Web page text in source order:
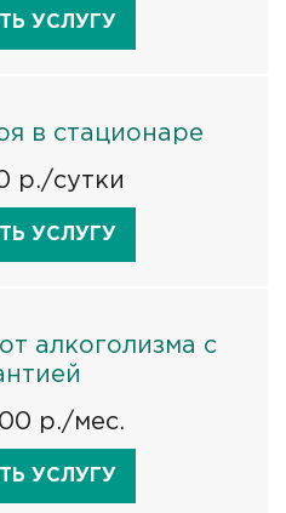
УСЛУГУ
в стационаре
р./сутки
УСЛУГУ
алкоголизма с
р./мес.
УСЛУГУ